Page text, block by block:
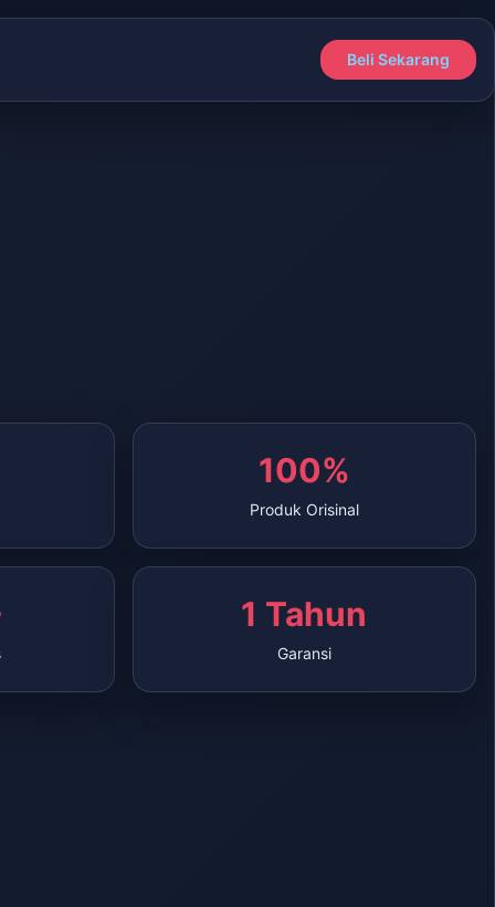
Beli Sekarang
100%
Produk Orisinal
1 Tahun
Garansi